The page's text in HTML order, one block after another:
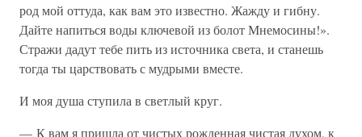
род мой оттуда, как вам это известно. Жажду и гибну.
Дайте напиться воды ключевой из болот Мнемосины!».
Стражи дадут тебе пить из источника света, и станешь
тогда ты царствовать с мудрыми вместе.
И моя душа ступила в светлый круг.
— К вам я пришла от чистых рожденная чистая духом, к